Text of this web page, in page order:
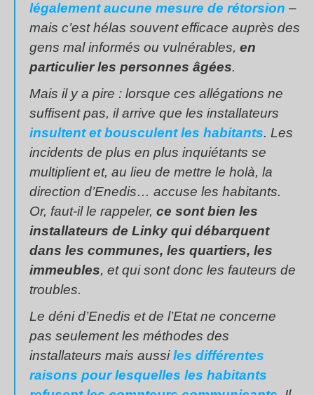
légalement aucune mesure de rétorsion –
mais c’est hélas souvent efficace auprès des
gens mal informés ou vulnérables, en
particulier les personnes âgées.
Mais il y a pire : lorsque ces allégations ne
suffisent pas, il arrive que les installateurs
insultent et bousculent les habitants. Les
incidents de plus en plus inquiétants se
multiplient et, au lieu de mettre le holà, la
direction d’Enedis… accuse les habitants.
Or, faut-il le rappeler, ce sont bien les
installateurs de Linky qui débarquent
dans les communes, les quartiers, les
immeubles, et qui sont donc les fauteurs de
troubles.
Le déni d’Enedis et de l’Etat ne concerne
pas seulement les méthodes des
installateurs mais aussiles différentes
raisons pour lesquelles les habitants